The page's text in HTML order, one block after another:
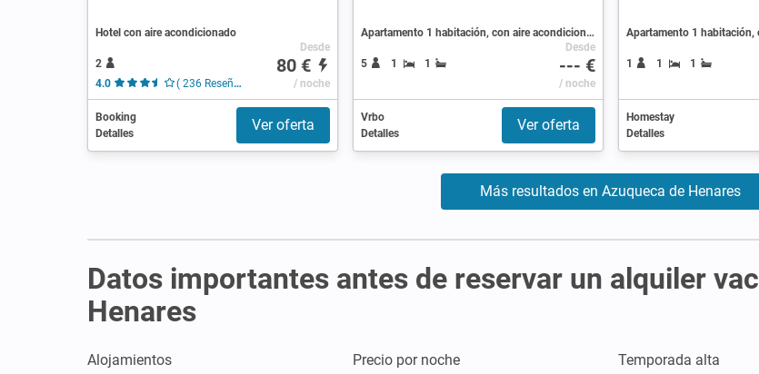
Hotel con aire acondicionado
2
4.0
( 236 Reseñas )
Desde
80 €
/ noche
Booking
Detalles
Ver oferta
Apartamento 1 habitación, con aire acondicionado
5 1 1
Desde
--- €
/ noche
Vrbo
Detalles
Ver oferta
Apartamento 1 habitación,
1 1 1
Homestay
Detalles
Más resultados en Azuqueca de Henares
Datos importantes antes de reservar un alquiler
Henares
Alojamientos Precio por noche Temporada alta